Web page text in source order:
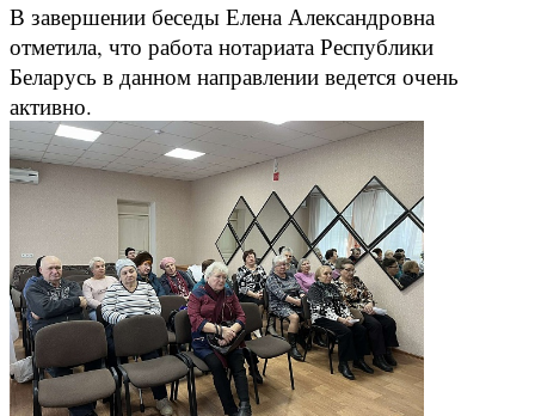
В завершении беседы Елена Александровна
отметила, что работа нотариата Республики
Беларусь в данном направлении ведется очень
активно.